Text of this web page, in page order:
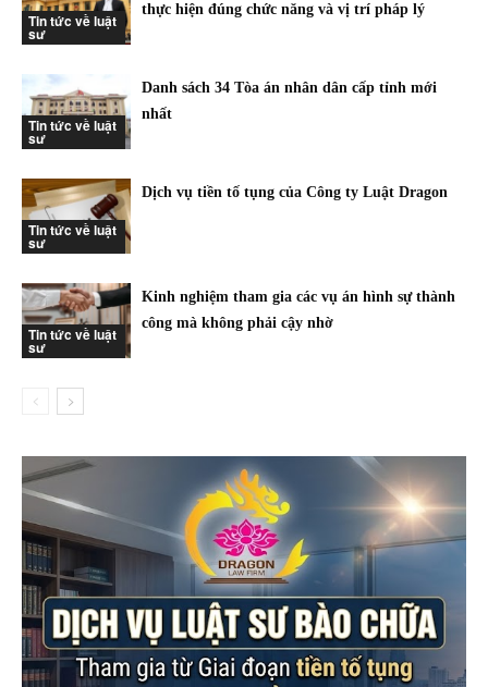
Tin tức về luật
sư
thực hiện đúng chức năng và vị trí pháp lý
Tin tức về luật
sư
Danh sách 34 Tòa án nhân dân cấp tỉnh mới
nhất
Tin tức về luật
sư
Dịch vụ tiền tố tụng của Công ty Luật Dragon
Tin tức về luật
sư
Kinh nghiệm tham gia các vụ án hình sự thành
công mà không phải cậy nhờ